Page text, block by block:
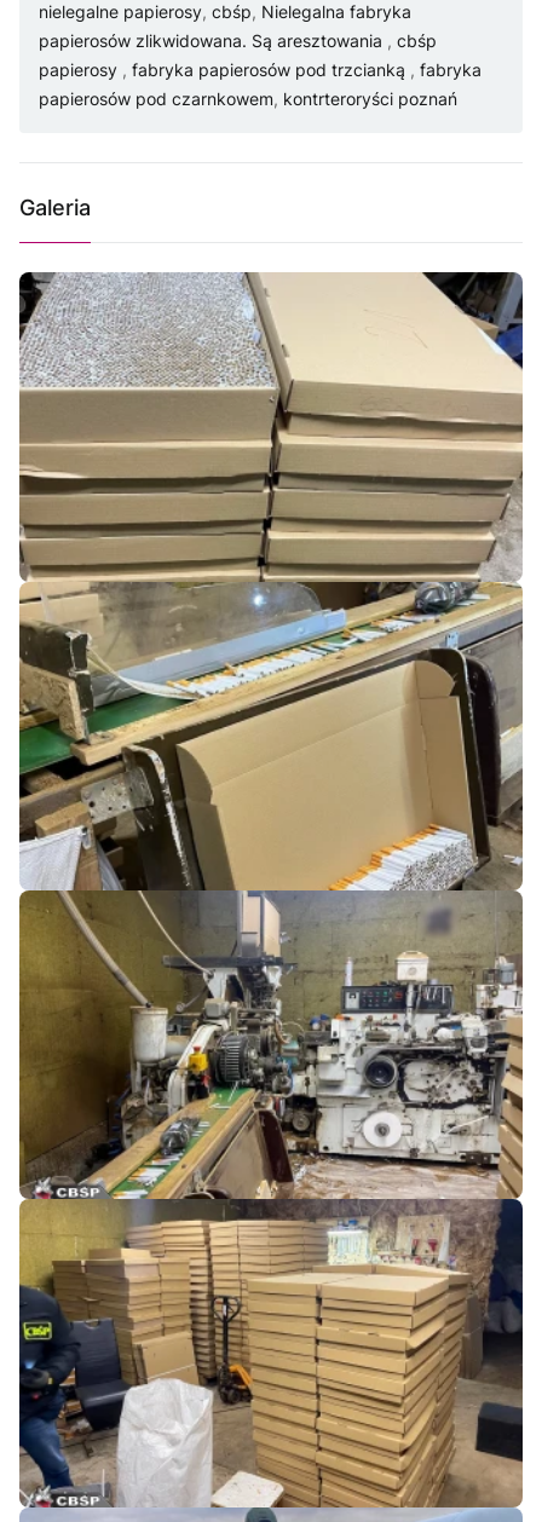
nielegalne papierosy, cbśp, Nielegalna fabryka
papierosów zlikwidowana. Są aresztowania , cbśp
papierosy , fabryka papierosów pod trzcianką , fabryka
papierosów pod czarnkowem, kontrteroryści poznań
Galeria